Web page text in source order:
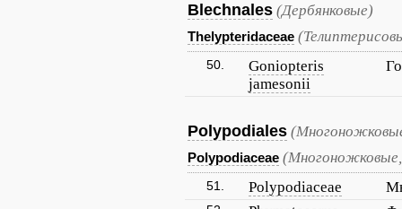
Blechnales (Дербянковые)
Thelypteridaceae
50.
Goniopteris
jamesonii
Polypodiales
Polypodiaceae
51. Polypodiaceae